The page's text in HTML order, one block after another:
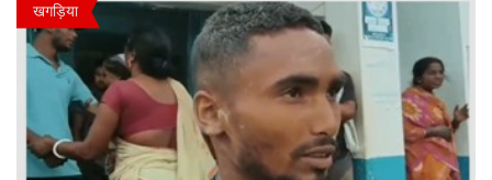
खगड़िया